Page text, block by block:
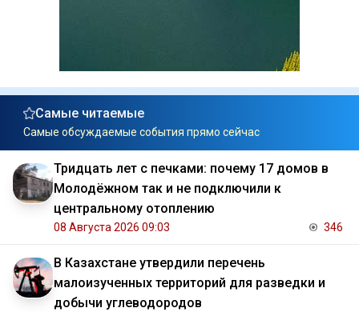
Самые читаемые
Самые обсуждаемые события прямо сейчас
Тридцать лет с печками: почему 17 домов в
Молодёжном так и не подключили к
центральному отоплению
08 Августа 2026 09:03 346
В Казахстане утвердили перечень
малоизученных территорий для разведки и
добычи углеводородов